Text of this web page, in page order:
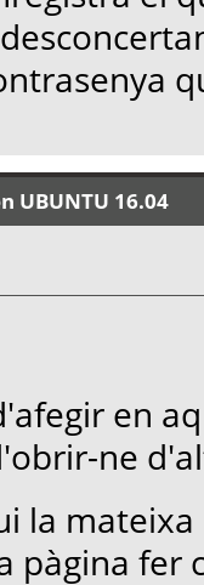
UBUNTU 16.04
en
ne
la
pàgina fer